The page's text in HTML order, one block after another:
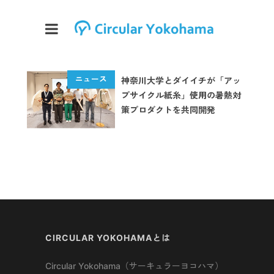
神奈川大学とダイイチが「アッ
プサイクル紙糸」使用の暑熱対
策プロダクトを共同開発
CIRCULAR YOKOHAMAとは
Circular Yokohama（サーキュラーヨコハマ）